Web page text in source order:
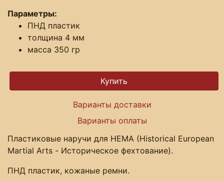
Параметры:
ПНД пластик
толщина 4 мм
масса 350 гр
Варианты доставки
Варианты оплаты
Пластиковые наручи для HEMA (Historical European
Martial Arts - Историческое фехтование).
ПНД пластик, кожаные ремни.